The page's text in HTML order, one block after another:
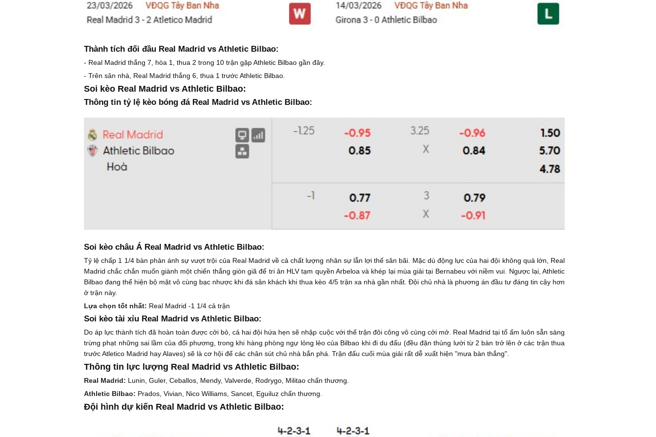
Thành tích đối đầu Real Madrid vs Athletic Bilbao:
- Real Madrid thắng 7, hòa 1, thua 2 trong 10 trận gặp Athletic Bilbao gần đây.
- Trên sân nhà, Real Madrid thắng 6, thua 1 trước Athletic Bilbao.
Soi kèo Real Madrid vs Athletic Bilbao:
Thông tin tỷ lệ kèo bóng đá Real Madrid vs Athletic Bilbao:
Soi kèo châu Á Real Madrid vs Athletic Bilbao:
Tỷ lệ chấp 1 1/4 bàn phản ánh sự vượt trội của Real Madrid về cả chất lượng nhân sự lẫn lợi thế sân bãi. Mặc dù động lực của hai đội không quá lớn, Real
Madrid chắc chắn muốn giành một chiến thắng giòn giã để tri ân HLV tạm quyền Arbeloa và khép lại mùa giải tại Bernabeu với niềm vui. Ngược lại, Athletic
Bilbao đang thể hiện bộ mặt vô cùng bạc nhược khi đá sân khách khi thua kèo 4/5 trận xa nhà gần nhất. Đội chủ nhà là phương án đầu tư đáng tin cậy hơn
ở trận này.
Lựa chọn tốt nhất: Real Madrid -1 1/4 cả trận
Soi kèo tài xỉu Real Madrid vs Athletic Bilbao:
Do áp lực thành tích đã hoàn toàn được cởi bỏ, cả hai đội hứa hẹn sẽ nhập cuộc với thế trận đôi công vô cùng cởi mở. Real Madrid tại tổ ấm luôn sẵn sàng
trừng phạt những sai lầm của đối phương, trong khi hàng phòng ngự lỏng lẻo của Bilbao khi đi du đấu (đều đặn thủng lưới từ 2 bàn trở lên ở các trận thua
trước Atletico Madrid hay Alaves) sẽ là cơ hội để các chân sút chủ nhà bắn phá. Trận đấu cuối mùa giải rất dễ xuất hiện "mưa bàn thắng".
Thông tin lực lượng Real Madrid vs Athletic Bilbao:
Real Madrid: Lunin, Guler, Ceballos, Mendy, Valverde, Rodrygo, Militao chấn thương.
Athletic Bilbao: Prados, Vivian, Nico Williams, Sancet, Eguiluz chấn thương.
Đội hình dự kiến Real Madrid vs Athletic Bilbao: